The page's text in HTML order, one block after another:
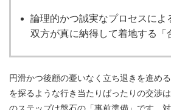
論理的かつ誠実なプロセスによ
双方が真に納得して着地する「
円滑かつ後顧の憂いなく立ち退きを進め
を探るような行き当たりばったりの交渉
のステップは盤石の「事前準備」です。